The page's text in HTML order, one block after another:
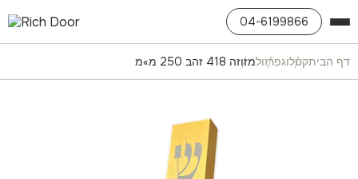
04-6199866
דף הביתקטלוגפרזולמזוזה 418 זהב 250 מ»מ